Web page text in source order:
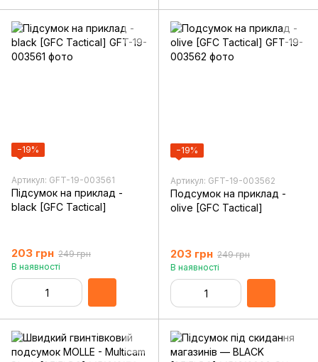
−19%
Артикул: GFT-19-003561
Підсумок на приклад -
black [GFC Tactical]
203 грн 249 грн
В наявності
−19%
Артикул: GFT-19-003562
Подсумок на приклад -
olive [GFC Tactical]
203 грн 249 грн
В наявності